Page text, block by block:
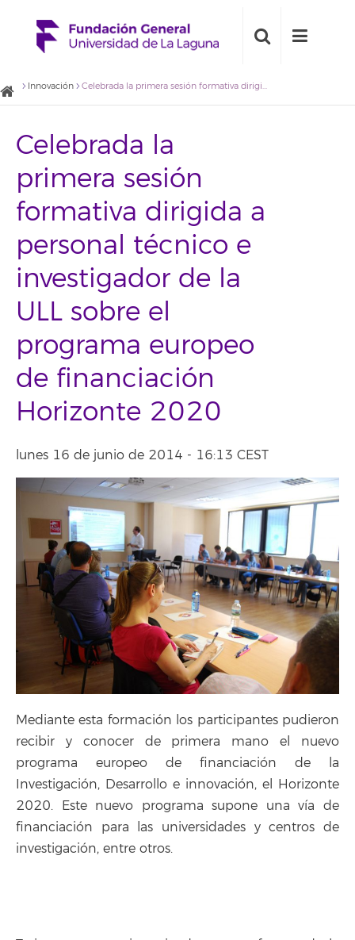
Innovación Celebrada la primera sesión formativa dirigida a personal técnico e investigador de la ULL sobre el programa europeo de financiación Horizonte 2020
Celebrada la
primera sesión
formativa dirigida a
personal técnico e
investigador de la
ULL sobre el
programa europeo
de financiación
Horizonte 2020
lunes 16 de junio de 2014 - 16:13 CEST
Mediante esta formación los participantes pudieron
recibir y conocer de primera mano el nuevo
programa europeo de financiación de la
Investigación, Desarrollo e innovación, el Horizonte
2020. Este nuevo programa supone una vía de
financiación para las universidades y centros de
investigación, entre otros.